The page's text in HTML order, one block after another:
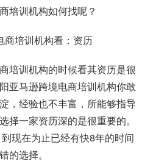
培训机构如何找呢？
商培训机构看：资历
培训机构的时候看其资历是很
亚马逊跨境电商培训机构你敢
，经验也不丰富，所能够指导
择一家资历深的是很重要的。
现在为止已经有快8年的时间
的选择。